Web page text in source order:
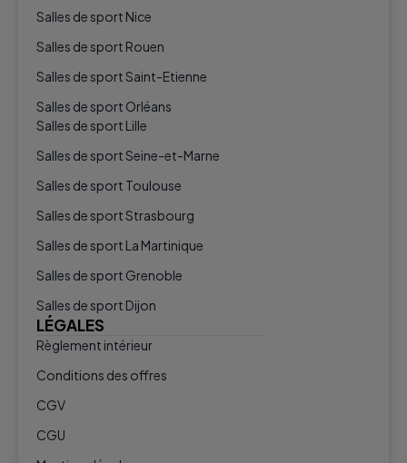
Salles de sport Nice
Salles de sport Rouen
Salles de sport Saint-Etienne
Salles de sport Orléans
Salles de sport Lille
Salles de sport Seine-et-Marne
Salles de sport Toulouse
Salles de sport Strasbourg
Salles de sport La Martinique
Salles de sport Grenoble
Salles de sport Dijon
LÉGALES
Règlement intérieur
Conditions des offres
CGV
CGU